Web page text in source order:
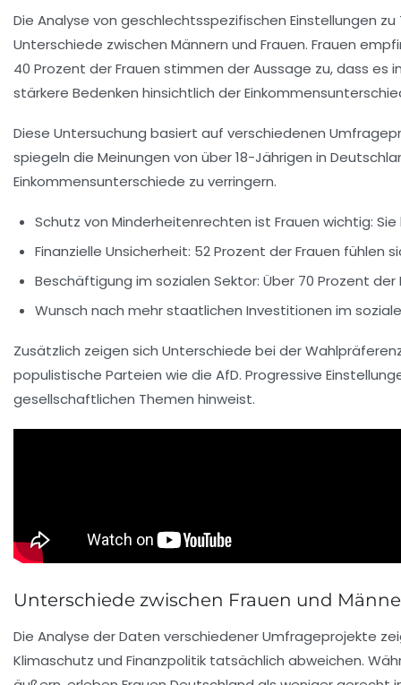
Die Analyse von geschlechtsspezifischen Einstellungen zu
Unterschiede zwischen Männern und Frauen. Frauen
40 Prozent der Frauen stimmen der Aussage zu, dass
stärkere Bedenken hinsichtlich der
Diese Untersuchung basiert auf verschiedenen
spiegeln die Meinungen von über 18-Jährigen in
Einkommensunterschiede zu verringern.
Schutz von Minderheitenrechten ist Frauen wichtig:
Finanzielle Unsicherheit: 52 Prozent der Frauen fühlen
Beschäftigung im sozialen Sektor: Über 70 Prozent
Wunsch nach mehr staatlichen Investitionen im
Zusätzlich zeigen sich Unterschiede bei der
populistische Parteien wie die AfD. Progressive
gesellschaftlichen Themen hinweist.
Unterschiede zwischen Frauen und
Die Analyse der Daten verschiedener Umfrageprojekte
Klimaschutz und Finanzpolitik tatsächlich abweichen.